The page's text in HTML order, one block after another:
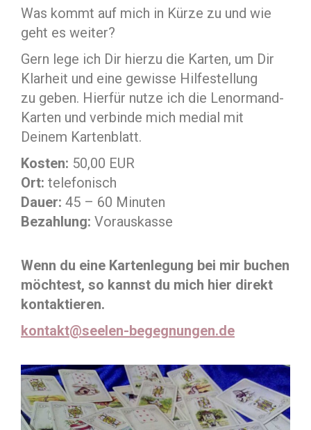
Was kommt auf mich in Kürze zu und wie
geht es weiter?
Gern lege ich Dir hierzu die Karten, um Dir
Klarheit und eine gewisse Hilfestellung
zu geben. Hierfür nutze ich die Lenormand-
Karten und verbinde mich medial mit
Deinem Kartenblatt.
Kosten: 50,00 EUR
Ort: telefonisch
Dauer: 45 – 60 Minuten
Bezahlung: Vorauskasse
Wenn du eine Kartenlegung bei mir buchen
möchtest, so kannst du mich hier direkt
kontaktieren.
kontakt@seelen-begegnungen.de